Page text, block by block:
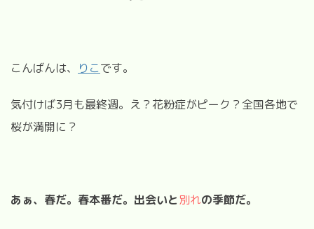
こんばんは、 りこです。
気付けば3月も最終週。え？花粉症がピーク？全国各地で
桜が満開に？
あぁ、春だ。春本番だ。 出会いと別れの季節だ。